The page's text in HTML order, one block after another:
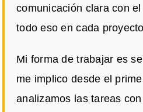
comunicación clara con
todo eso en cada
Mi forma de trabajar es
me implico desde el
analizamos las tareas